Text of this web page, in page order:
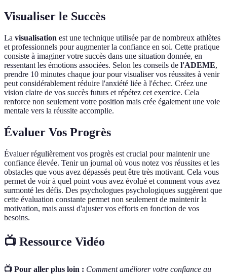
Visualiser le Succès
La visualisation est une technique utilisée par de nombreux athlètes
et professionnels pour augmenter la confiance en soi. Cette pratique
consiste à imaginer votre succès dans une situation donnée, en
ressentant les émotions associées. Selon les conseils de l'ADEME,
prendre 10 minutes chaque jour pour visualiser vos réussites à venir
peut considérablement réduire l'anxiété liée à l'échec. Créez une
vision claire de vos succès futurs et répétez cet exercice. Cela
renforce non seulement votre position mais crée également une voie
mentale vers la réussite accomplie.
Évaluer Vos Progrès
Évaluer régulièrement vos progrès est crucial pour maintenir une
confiance élevée. Tenir un journal où vous notez vos réussites et les
obstacles que vous avez dépassés peut être très motivant. Cela vous
permet de voir à quel point vous avez évolué et comment vous avez
surmonté les défis. Des psychologues psychologiques suggèrent que
cette évaluation constante permet non seulement de maintenir la
motivation, mais aussi d'ajuster vos efforts en fonction de vos
besoins.
📺 Ressource Vidéo
📺 Pour aller plus loin : Comment améliorer votre confiance au